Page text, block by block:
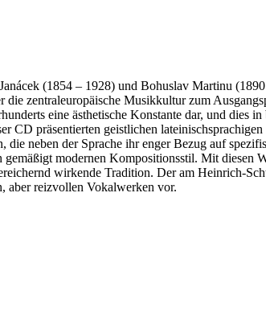
(1854 – 1928) und Bohuslav Martinu
zentraleuropäische Musikkultur zum
eine ästhetische Konstante dar, und dies
präsentierten geistlichen
neben der Sprache ihr enger Bezug auf
modernen Kompositionsstil. Mit diesen
wirkende Tradition. Der am Heinrich-
aber reizvollen Vokalwerken vor.